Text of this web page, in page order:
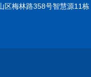
区梅林路358号智慧源11栋